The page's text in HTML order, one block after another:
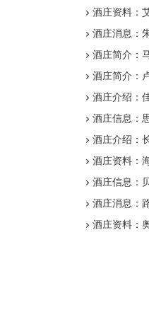
酒庄资料：
酒庄消息：
酒庄简介：
酒庄简介：
酒庄介绍：
酒庄信息：
酒庄介绍：
酒庄资料：
酒庄信息：
酒庄消息：
酒庄资料：